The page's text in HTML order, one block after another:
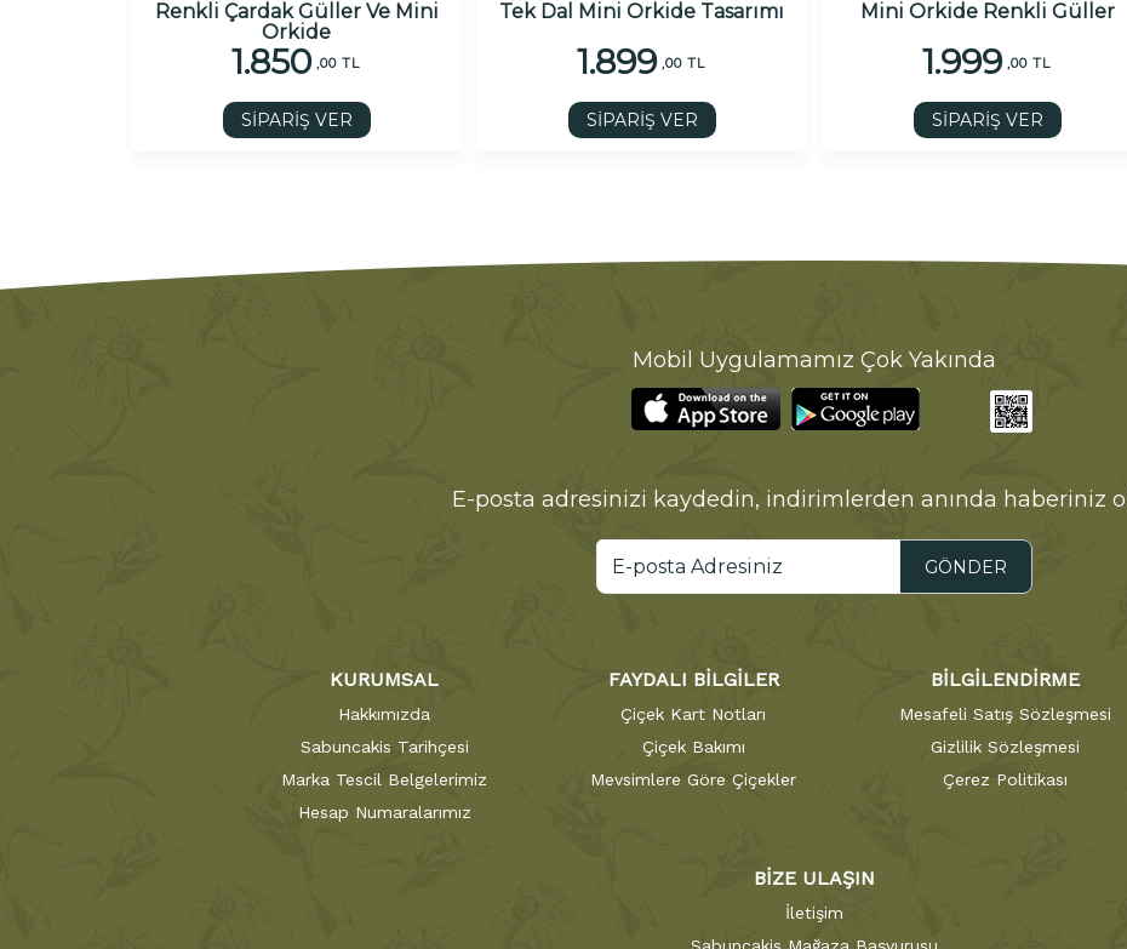
Renkli Çardak Güller Ve Mini
Orkide
1.850 ,00 TL
SİPARİŞ VER
Tek Dal Mini Orkide Tasarımı
1.899 ,00 TL
SİPARİŞ VER
Mini Orkide Renkli Güller
1.999 ,00 TL
SİPARİŞ VER
Mobil Uygulamamız Çok Yakında
E-posta adresinizi kaydedin, indirimlerden anında haberiniz
GÖNDER
KURUMSAL
Hakkımızda
Sabuncakis Tarihçesi
Marka Tescil Belgelerimiz
Hesap Numaralarımız
FAYDALI BİLGİLER
Çiçek Kart Notları
Çiçek Bakımı
Mevsimlere Göre Çiçekler
BİLGİLENDİRME
Mesafeli Satış Sözleşmesi
Gizlilik Sözleşmesi
Çerez Politikası
BİZE ULAŞIN
İletişim